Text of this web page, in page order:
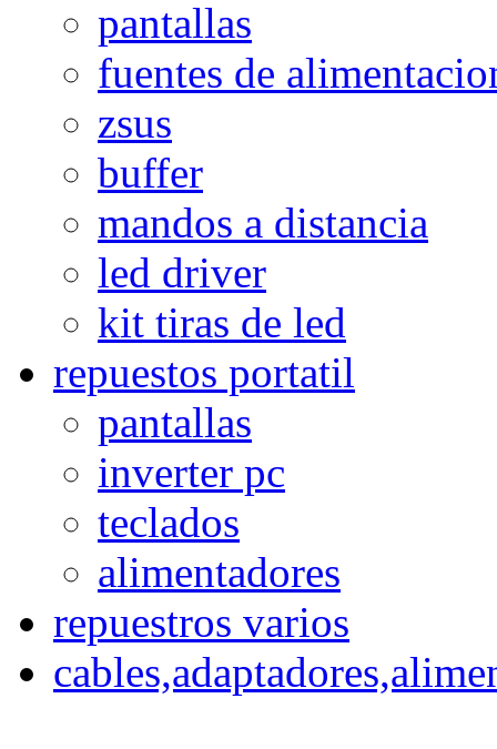
pantallas
fuentes de
zsus
buffer
mandos a distancia
led driver
kit tiras de led
repuestos portatil
pantallas
inverter pc
teclados
alimentadores
repuestros varios